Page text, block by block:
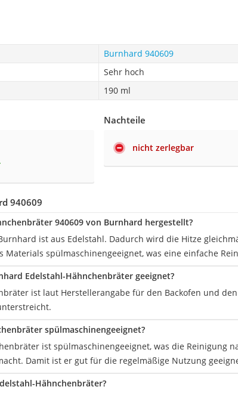
Burnhard 940609
Sehr hoch
190 ml
Nachteile
nicht zerlegbar
940609
940609 von Burnhard hergestellt?
ist aus Edelstahl. Dadurch wird die Hitze
spülmaschinengeeignet, was eine einfache
Edelstahl-Hähnchenbräter geeignet?
ist laut Herstellerangabe für den Backofen und
spülmaschinengeeignet?
ist spülmaschinengeeignet, was die Reinigung
Damit ist er gut für die regelmäßige Nutzung
Hähnchenbräter?